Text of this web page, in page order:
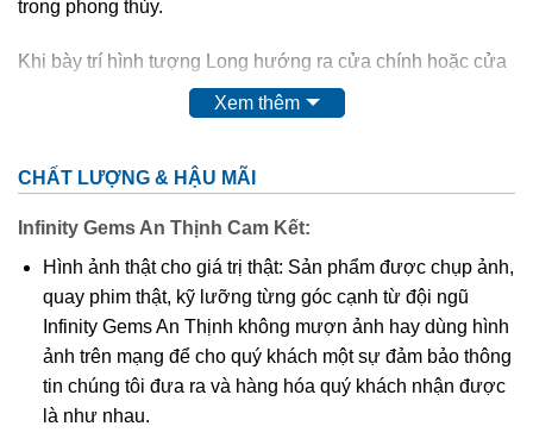
trong phong thủy.
Khi bày trí hình tượng Long hướng ra cửa chính hoặc cửa
sổ sẽ thu hút vượng khí cho gia đình, công việc thuận
buồm xuôi gió, phất lên cao như cánh diều gặp gió. Bên
chủ sẽ có nhiều may mắn trong con đường tình duyên, cải
mang đến hạnh phúc, sự may mắn trong hôn nhân và gia
đình.
Xem thêm
CHẤT LƯỢNG & HẬU MÃI
Infinity Gems An Thịnh Cam Kết:
Hình ảnh thật cho giá trị thật: Sản phẩm được chụp ảnh,
quay phim thật, kỹ lưỡng từng góc cạnh từ đội ngũ
Infinity Gems An Thịnh không mượn ảnh hay dùng hình
ảnh trên mạng để cho quý khách một sự đảm bảo thông
tin chúng tôi đưa ra và hàng hóa quý khách nhận được
là như nhau.